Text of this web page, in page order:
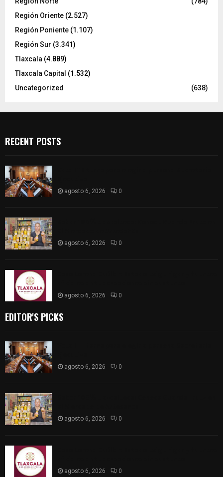
Región Oriente (2.527)
Región Poniente (1.107)
Región Sur (3.341)
Tlaxcala (4.889)
Tlaxcala Capital (1.532)
Uncategorized
(638)
RECENT POSTS
agosto 6, 2026 0
agosto 6, 2026 0
agosto 6, 2026 0
EDITOR'S PICKS
agosto 6, 2026 0
agosto 6, 2026 0
agosto 6, 2026 0